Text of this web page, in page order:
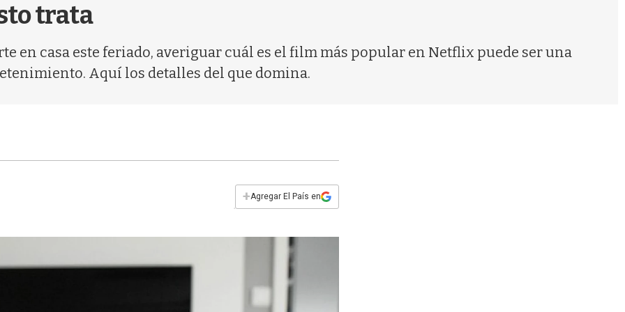
trata
en casa este feriado, averiguar cuál es el film más popular en Netflix puede ser una
Aquí los detalles del que domina.
+Agregar El País en